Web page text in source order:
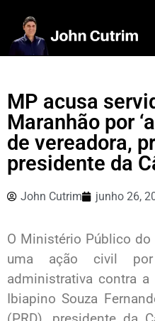
MP acusa
Maranhão por
de vereadora,
presidente da
John Cutrim junho 26,
O Ministério Público
uma ação civil
administrativa contra a
Ibiapino Souza